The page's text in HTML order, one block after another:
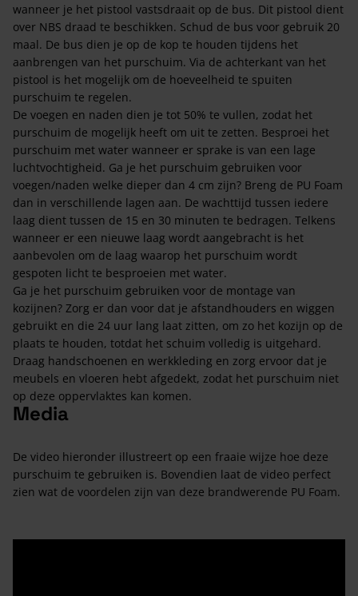
wanneer je het pistool vastsdraait op de bus. Dit pistool dient
over NBS draad te beschikken. Schud de bus voor gebruik 20
maal. De bus dien je op de kop te houden tijdens het
aanbrengen van het purschuim. Via de achterkant van het
pistool is het mogelijk om de hoeveelheid te spuiten
purschuim te regelen.
De voegen en naden dien je tot 50% te vullen, zodat het
purschuim de mogelijk heeft om uit te zetten. Besproei het
purschuim met water wanneer er sprake is van een lage
luchtvochtigheid. Ga je het purschuim gebruiken voor
voegen/naden welke dieper dan 4 cm zijn? Breng de PU Foam
dan in verschillende lagen aan. De wachttijd tussen iedere
laag dient tussen de 15 en 30 minuten te bedragen. Telkens
wanneer er een nieuwe laag wordt aangebracht is het
aanbevolen om de laag waarop het purschuim wordt
gespoten licht te besproeien met water.
Ga je het purschuim gebruiken voor de montage van
kozijnen? Zorg er dan voor dat je afstandhouders en wiggen
gebruikt en die 24 uur lang laat zitten, om zo het kozijn op de
plaats te houden, totdat het schuim volledig is uitgehard.
Draag handschoenen en werkkleding en zorg ervoor dat je
meubels en vloeren hebt afgedekt, zodat het purschuim niet
op deze oppervlaktes kan komen.
Media
De video hieronder illustreert op een fraaie wijze hoe deze
purschuim te gebruiken is. Bovendien laat de video perfect
zien wat de voordelen zijn van deze brandwerende PU Foam.